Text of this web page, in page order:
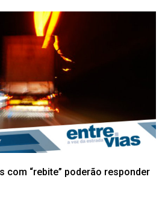
com “rebite” poderão responder